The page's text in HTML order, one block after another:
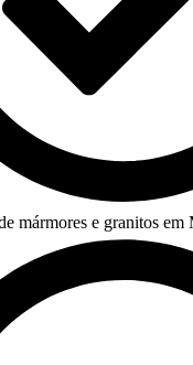
mármores e granitos